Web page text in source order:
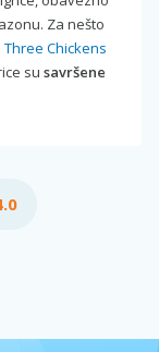
Za nešto
Three Chickens
su savršene